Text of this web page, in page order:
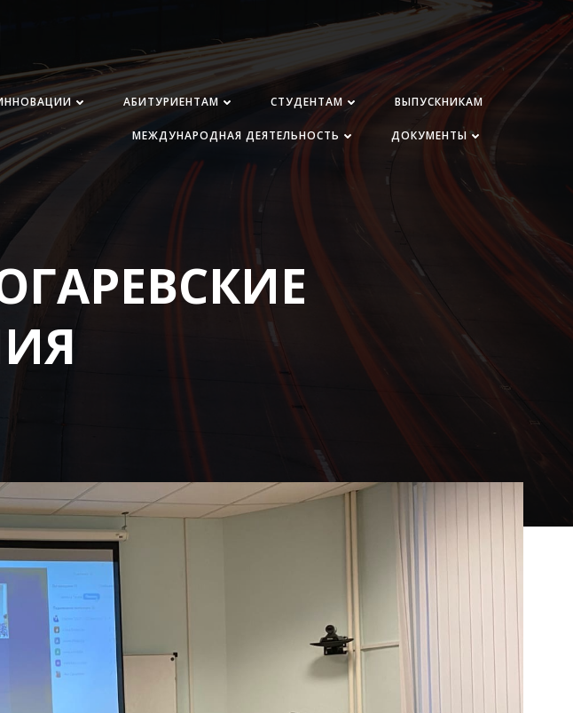
АБИТУРИЕНТАМ СТУДЕНТАМ ВЫПУСКНИКАМ
МЕЖДУНАРОДНАЯ ДЕЯТЕЛЬНОСТЬ ДОКУМЕНТЫ